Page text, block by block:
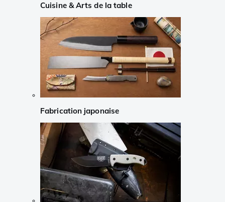
Cuisine & Arts de la table
Fabrication japonaise